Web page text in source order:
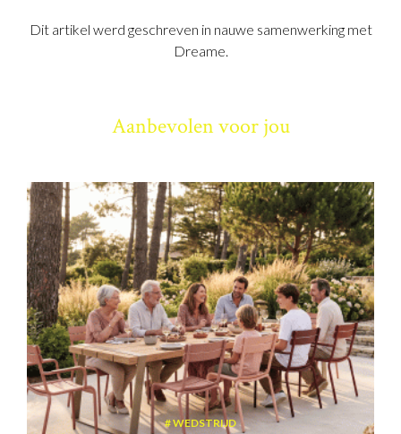
Dit artikel werd geschreven in nauwe samenwerking met
Dreame.
Aanbevolen voor jou
WEDSTRIJD